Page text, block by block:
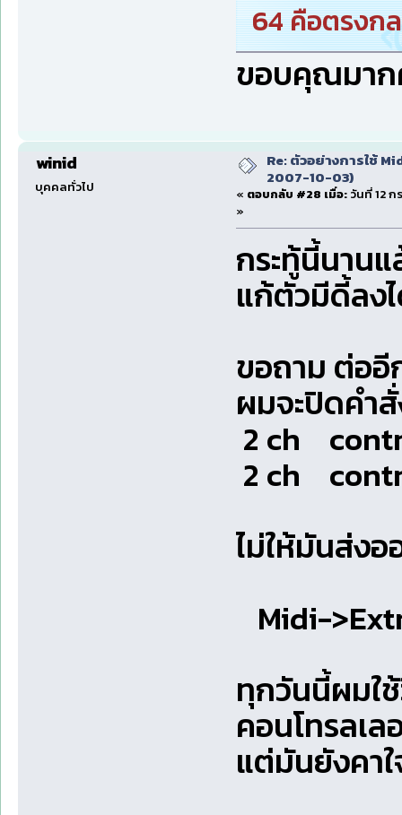
64 คือตรงก
ขอบคุณมา
winid
บุคคลทั่วไป
Re: ตัวอย่างการใช้
2007-10-03)
« ตอบกลับ #28 เมื่อ: วันที่ 12
»
กระทู้นี้นาน
แก้ตัวมีดี้ลง
ขอถาม ต่ออี
ผมจะปิดคำ
2 ch
2 ch
ไม่ให้มันส่ง
Midi-
ทุกวันนี้ผมใ
คอนโทรลเล
แต่มันยังคา